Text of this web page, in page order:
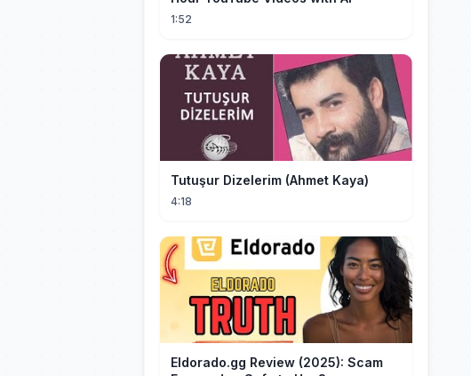
1:52
Tutuşur Dizelerim (Ahmet Kaya)
4:18
Eldorado.gg Review (2025): Scam